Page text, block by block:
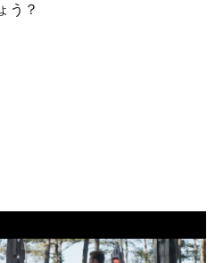
う？